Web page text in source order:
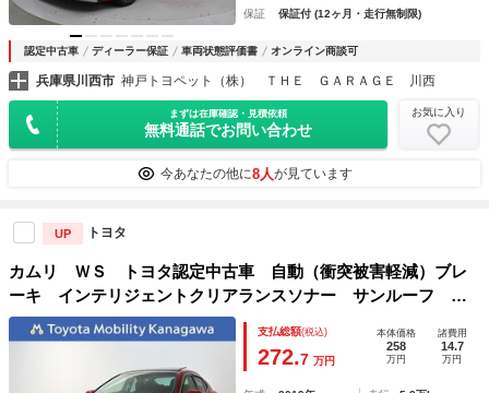
保証
保証付 (12ヶ月・走行無制限)
認定中古車 ディーラー保証 車両状態評価書 オンライン商談可
兵庫県川西市 神戸トヨペット（株） ＴＨＥ ＧＡＲＡＧＥ 川西
まずは在庫確認・見積依頼
無料通話でお問い合わせ
お気に入り
今あなたの他に8人が見ています
UP トヨタ
カムリ ＷＳ トヨタ認定中古車 自動（衝突被害軽減）ブレ
ーキ インテリジェントクリアランスソナー サンルーフ ド
ライブレコーダ パワーシート 純正地デジナビ ＣＤ／ＤＶ
Ｄ再生機能 バックガイドモニター 禁煙車
支払総額(税込)
272.7 万円
本体価格
258
万円
諸費用
14.7
万円